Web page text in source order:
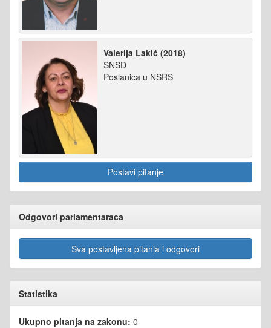
Valerija Lakić (2018)
SNSD
Poslanica u NSRS
Postavi pitanje
Odgovori parlamentaraca
Sva postavljena pitanja i odgovori
Statistika
Ukupno pitanja na zakonu: 0